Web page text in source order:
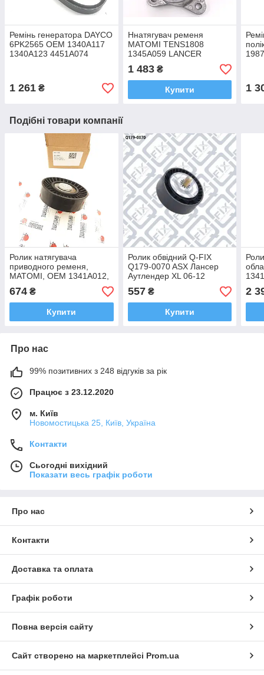
Ремінь генератора DAYCO
6PK2565 OEM 1340A117
1340A123 4451A074
1 261 ₴
Ннатягувач ременя
MATOMI TENS1808
1345A059 LANCER
OUTLANDER
OUTLANDER,
1 483₴
Купити 1
Подібні товари компанії
Ролик натягувача
приводного ременя,
MATOMI, OEM 1341A012,
674 ₴
Купити
Ролик обвідний Q-FIX
Q179-0070 ASX Лансер
Аутлендер XL 06-12
MW400125
557₴
Купити
2
Про нас
99% позитивних з 248 відгуків за рік
Працює з 23.12.2020
м. Київ
Новомостицька 25, Київ, Україна
Контакти
Сьогодні вихідний
Показати весь графік роботи
Про нас
Контакти
Доставка та оплата
Графік роботи
Повна версія сайту
Сайт створено на маркетплейсі Prom.ua